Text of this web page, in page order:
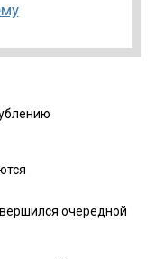
очередной